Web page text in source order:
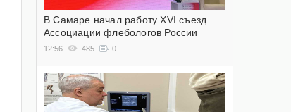
В Самаре начал работу XVI съезд
Ассоциации флебологов России
12:56 485 0